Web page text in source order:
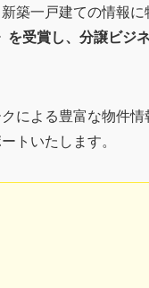
築一戸建ての情報に
を受賞し、分譲ビジ
による豊富な物件情
トいたします。